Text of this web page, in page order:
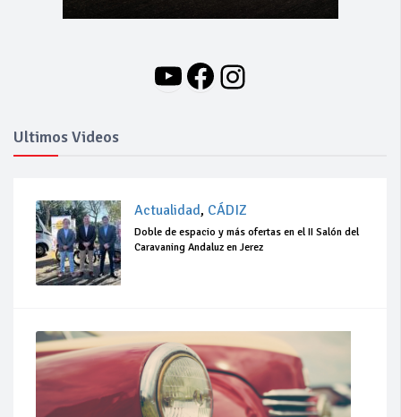
YouTube
Facebook
Instagram
Ultimos Videos
Actualidad, CÁDIZ
Doble de espacio y más ofertas en el II Salón del
Caravaning Andaluz en Jerez